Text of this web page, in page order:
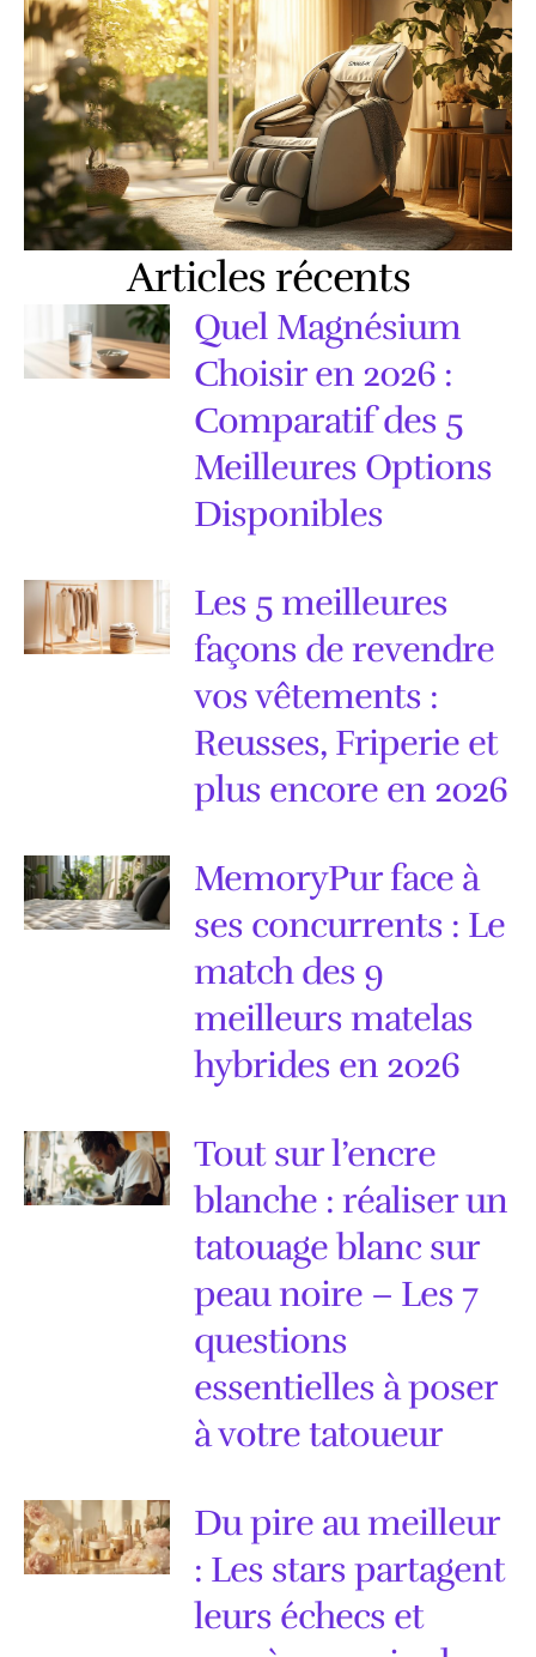
Articles récents
Quel Magnésium
Choisir en 2026 :
Comparatif des 5
Meilleures Options
Disponibles
Les 5 meilleures
façons de revendre
vos vêtements :
Reusses, Friperie et
plus encore en 2026
MemoryPur face à
ses concurrents : Le
match des 9
meilleurs matelas
hybrides en 2026
Tout sur l’encre
blanche : réaliser un
tatouage blanc sur
peau noire – Les 7
questions
essentielles à poser
à votre tatoueur
Du pire au meilleur
: Les stars partagent
leurs échecs et